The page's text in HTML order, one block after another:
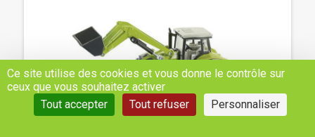
Ce site utilise des cookies et vous donne le contrôle sur
ceux que vous souhaitez activer
Tout accepter
Tout refuser Personnaliser